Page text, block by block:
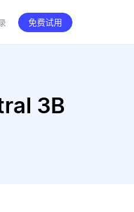
免费试用
3B